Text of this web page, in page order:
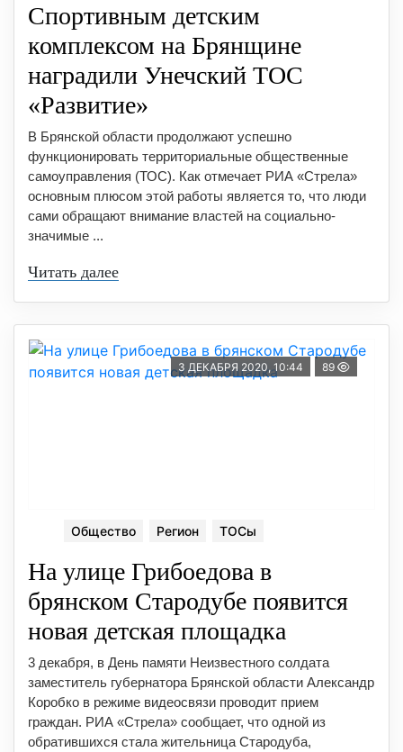
Спортивным детским
комплексом на Брянщине
наградили Унечский ТОС
«Развитие»
В Брянской области продолжают успешно
функционировать территориальные общественные
самоуправления (ТОС). Как отмечает РИА «Стрела»
основным плюсом этой работы является то, что люди
сами обращают внимание властей на социально-
значимые ...
Читать далее
3 ДЕКАБРЯ 2020, 10:44 89
Общество Регион ТОСы
На улице Грибоедова в
брянском Стародубе появится
новая детская площадка
3 декабря, в День памяти Неизвестного солдата
заместитель губернатора Брянской области Александр
Коробко в режиме видеосвязи проводит прием
граждан. РИА «Стрела» сообщает, что одной из
обратившихся стала жительница Стародуба,